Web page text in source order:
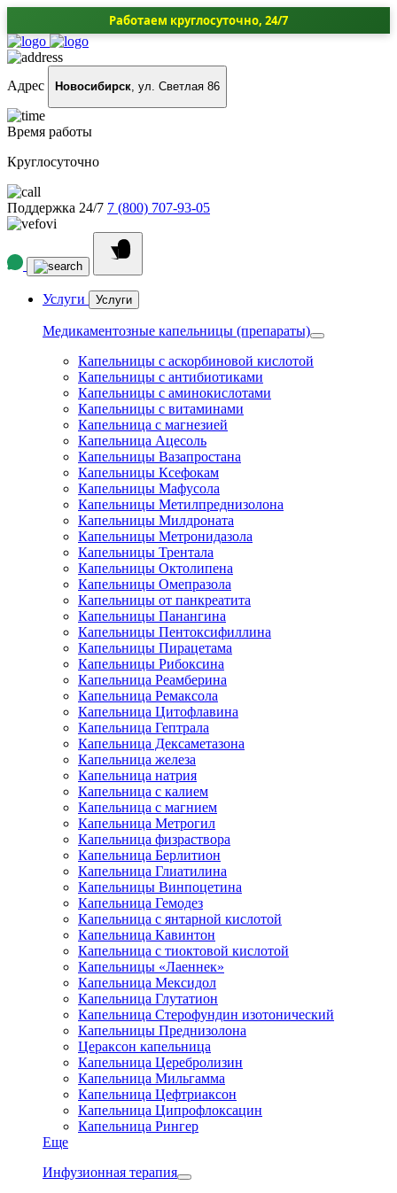
Работаем круглосуточно, 24/7
Адрес Новосибирск, ул. Светлая 86
Время работы
Круглосуточно
Поддержка 24/7 7 (800) 707-93-05
Услуги Услуги
Медикаментозные капельницы (препараты)
Капельницы с аскорбиновой кислотой
Капельницы с антибиотиками
Капельницы с аминокислотами
Капельницы с витаминами
Капельница с магнезией
Капельница Ацесоль
Капельницы Вазапростана
Капельницы Ксефокам
Капельницы Мафусола
Капельницы Метилпреднизолона
Капельницы Милдроната
Капельницы Метронидазола
Капельницы Трентала
Капельницы Октолипена
Капельницы Омепразола
Капельницы от панкреатита
Капельницы Панангина
Капельницы Пентоксифиллина
Капельницы Пирацетама
Капельницы Рибоксина
Капельница Реамберина
Капельница Ремаксола
Капельница Цитофлавина
Капельница Гептрала
Капельница Дексаметазона
Капельница железа
Капельница натрия
Капельница с калием
Капельница с магнием
Капельница Метрогил
Капельница физраствора
Капельница Берлитион
Капельница Глиатилина
Капельницы Винпоцетина
Капельница Гемодез
Капельница с янтарной кислотой
Капельница Кавинтон
Капельница с тиоктовой кислотой
Капельницы «Лаеннек»
Капельница Мексидол
Капельница Глутатион
Капельница Стерофундин изотонический
Капельницы Преднизолона
Цераксон капельница
Капельница Церебролизин
Капельница Мильгамма
Капельница Цефтриаксон
Капельница Ципрофлоксацин
Капельница Рингер
Еще
Инфузионная терапия